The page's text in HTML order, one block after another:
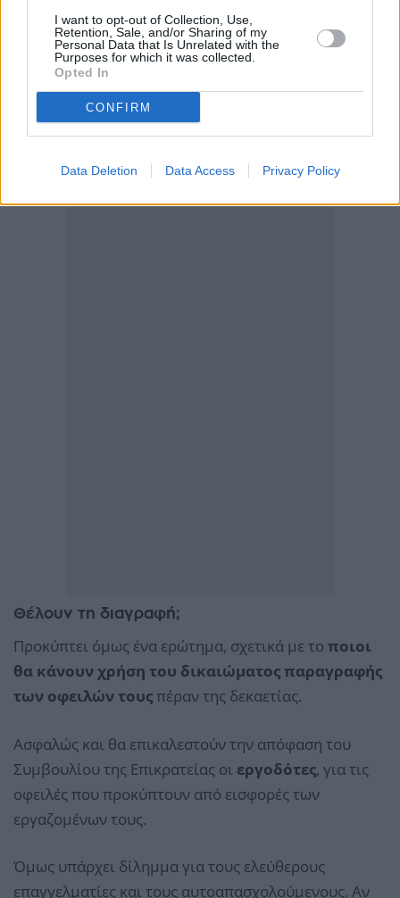
I want to opt-out of Collection, Use,
Retention, Sale, and/or Sharing of my
Personal Data that Is Unrelated with the
Purposes for which it was collected.
Opted In
CONFIRM
Data Deletion Data Access Privacy Policy
μέτρα.
Θέλουν τη διαγραφή;
Προκύπτει όμως ένα ερώτημα, σχετικά με το ποιοι
θα κάνουν χρήση του δικαιώματος παραγραφής
των οφειλών τουςπέραν της δεκαετίας.
Ασφαλώς και θα επικαλεστούν την απόφαση του
Συμβουλίου της Επικρατείας οι εργοδότες, για τις
οφειλές που προκύπτουν από εισφορές των
εργαζομένων τους.
Όμως υπάρχει δίλημμα για τους ελεύθερους
επαγγελματίες και τους αυτοαπασχολούμενους. Αν